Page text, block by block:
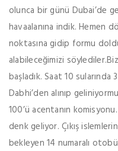
olunca bir günü Dubai’de
havaalanına indik. Hemen
noktasına gidip formu
alabileceğimizi
başladık. Saat 10
Dabhi’den alınıp
100’ü acentanın
denk geliyor. Çıkış
bekleyen 14 numaralı